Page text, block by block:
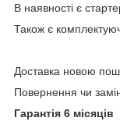
В наявності є
Також є
Доставка новою
Повернення чи
Гарантія 6 місяців